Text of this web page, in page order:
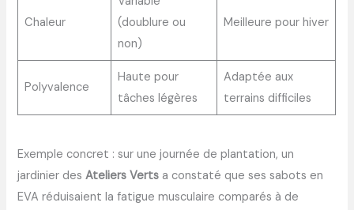
Chaleur
(doublure ou
non)
Meilleure pour hiver
Polyvalence
Haute pour
tâches légères
Adaptée aux
terrains difficiles
Exemple concret : sur une journée de plantation, un
jardinier desAteliers Verts a constaté que ses sabots en
EVA réduisaient la fatigue musculaire comparés à de